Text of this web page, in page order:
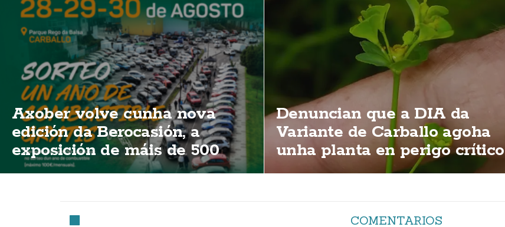
Axober volve cunha nova
edición da Berocasión, a
exposición de máis de 500
vehículos
Denuncian que a DIA da
Variante de Carballo agoha
unha planta en perigo crítico
de extinción
COMENTARIOS